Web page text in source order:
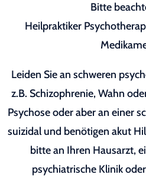
Bitte
Heilpraktiker
Leiden Sie an schweren
z.B. Schizophrenie, Wahn
Psychose oder aber an einer
suizidal und benötigen akut
bitte an Ihren Hausarzt,
psychiatrische Klinik